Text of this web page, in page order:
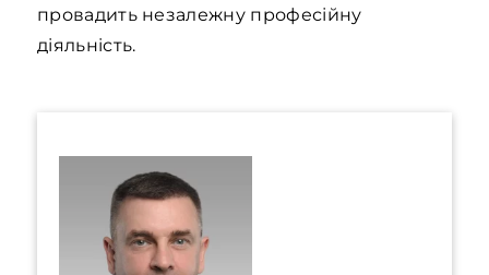
провадить незалежну професійну
діяльність.